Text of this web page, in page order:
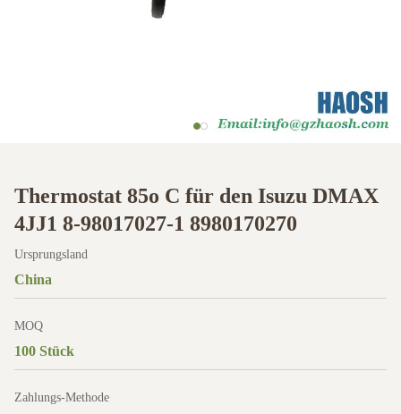
Thermostat 85o C für den Isuzu DMAX
4JJ1 8-98017027-1 8980170270
Ursprungsland
China
MOQ
100 Stück
Zahlungs-Methode